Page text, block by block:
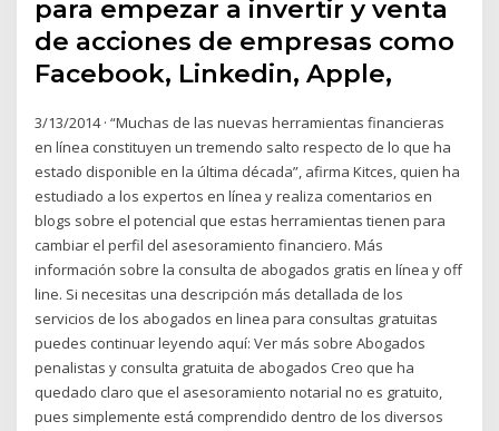
para empezar a invertir y venta
de acciones de empresas como
Facebook, Linkedin, Apple,
3/13/2014 · “Muchas de las nuevas herramientas financieras
en línea constituyen un tremendo salto respecto de lo que ha
estado disponible en la última década”, afirma Kitces, quien ha
estudiado a los expertos en línea y realiza comentarios en
blogs sobre el potencial que estas herramientas tienen para
cambiar el perfil del asesoramiento financiero. Más
información sobre la consulta de abogados gratis en línea y off
line. Si necesitas una descripción más detallada de los
servicios de los abogados en linea para consultas gratuitas
puedes continuar leyendo aquí: Ver más sobre Abogados
penalistas y consulta gratuita de abogados Creo que ha
quedado claro que el asesoramiento notarial no es gratuito,
pues simplemente está comprendido dentro de los diversos